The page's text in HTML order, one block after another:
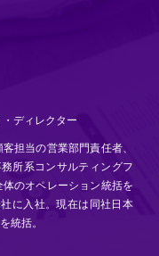
ディレクター
担当の営業部門責任者、
所系コンサルティングフ
のオペレーション統括を
に入社。現在は同社日本
統括。